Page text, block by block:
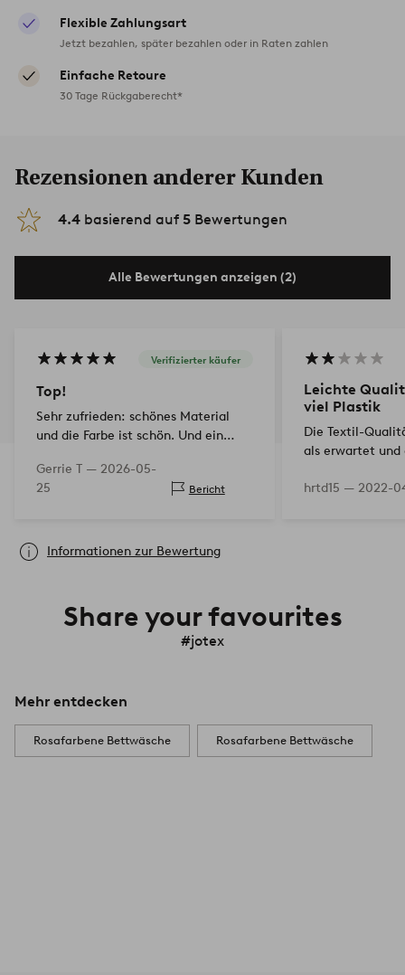
Flexible Zahlungsart
Jetzt bezahlen, später bezahlen oder in Raten zahlen
Einfache Retoure
30 Tage Rückgaberecht*
Rezensionen anderer Kunden
4.4 basierend auf 5 Bewertungen
Alle Bewertungen anzeigen (2)
Verifizierter käufer
Top!
Sehr zufrieden: schönes Material
und die Farbe ist schön. Und ein
'abweichendes' Bettdeckenmaß.
Größe 220x200 ist nämlich fast
Gerrie T — 2026-05-
25
Bericht
Leichte
viel Plastik
Die Textil-
als erwartet und
der Ware lose.
hrtd15 — 2022-
Informationen zur Bewertung
Share your favourites
#jotex
Mehr entdecken
Rosafarbene Bettwäsche Rosafarbene Bettwäsche